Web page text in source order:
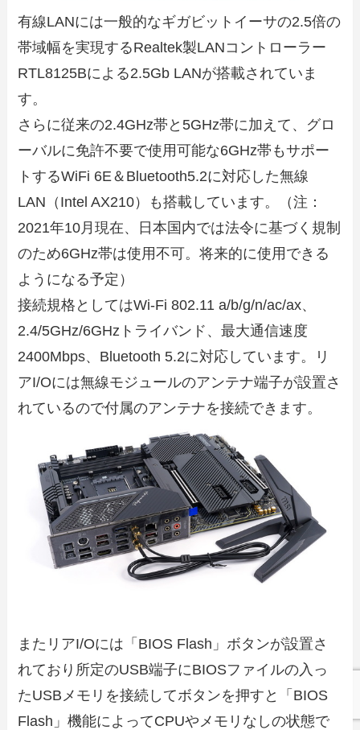
有線LANには一般的なギガビットイーサの2.5倍の
帯域幅を実現するRealtek製LANコントローラー
RTL8125Bによる2.5Gb LANが搭載されていま
す。
さらに従来の2.4GHz帯と5GHz帯に加えて、グロ
ーバルに免許不要で使用可能な6GHz帯もサポー
トするWiFi 6E＆Bluetooth5.2に対応した無線
LAN（Intel AX210）も搭載しています。（注：
2021年10月現在、日本国内では法令に基づく規制
のため6GHz帯は使用不可。将来的に使用できる
ようになる予定）
接続規格としてはWi-Fi 802.11 a/b/g/n/ac/ax、
2.4/5GHz/6GHzトライバンド、最大通信速度
2400Mbps、Bluetooth 5.2に対応しています。リ
アI/Oには無線モジュールのアンテナ端子が設置さ
れているので付属のアンテナを接続できます。
またリアI/Oには「BIOS Flash」ボタンが設置さ
れており所定のUSB端子にBIOSファイルの入っ
たUSBメモリを接続してボタンを押すと「BIOS
Flash」機能によってCPUやメモリなしの状態で